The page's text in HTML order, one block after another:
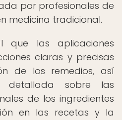
por profesionales de
medicina tradicional.
que las aplicaciones
claras y precisas
de los remedios, así
detallada sobre las
de los ingredientes
en las recetas y la